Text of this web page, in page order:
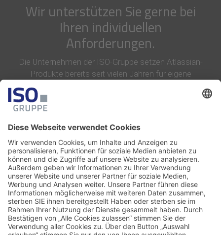
Wir unterstützen Sie gerne bei
Ihren individuellen
Anforderungen.
Die Unternehmen der ISO-Gruppe setzen Atlassian-
Produkte bereits seit vielen Jahren für eigene
Software-Entwicklungen und bei Kunden ein.
Entsprechend groß ist unser Erfahrungsschatz, den
wir gerne mit Ihnen teilen. Wir beraten Sie gern –
KONTAKT AUFNEHMEN